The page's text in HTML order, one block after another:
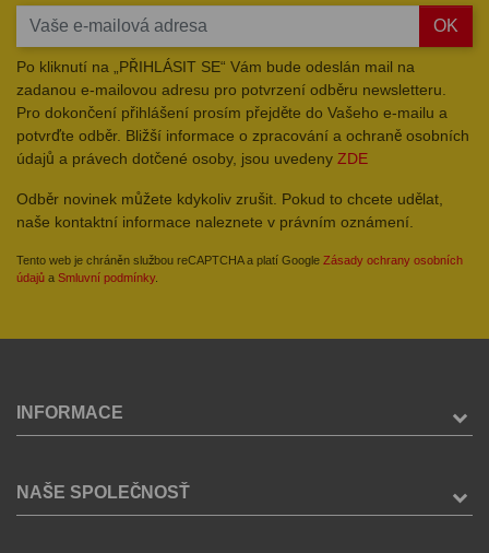
OK
Po kliknutí na „PŘIHLÁSIT SE“ Vám bude odeslán mail na
zadanou e-mailovou adresu pro potvrzení odběru newsletteru.
Pro dokončení přihlášení prosím přejděte do Vašeho e-mailu a
potvrďte odběr. Bližší informace o zpracování a ochraně osobních
údajů a právech dotčené osoby, jsou uvedeny ZDE
Odběr novinek můžete kdykoliv zrušit. Pokud to chcete udělat,
naše kontaktní informace naleznete v právním oznámení.
Tento web je chráněn službou reCAPTCHA a platí Google Zásady ochrany osobních
údajů a Smluvní podmínky.
INFORMACE
NAŠE SPOLEČNOSŤ